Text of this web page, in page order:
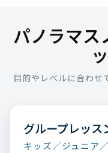
パノラマス
目的やレベルに合わせ
グループレッス
キッズ／ジュニア